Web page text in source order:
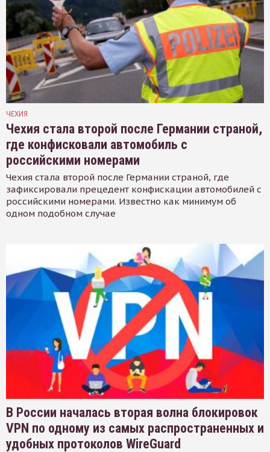
ЧЕХИЯ
Чехия стала второй после Германии страной,
где конфисковали автомобиль с
российскими номерами
Чехия стала второй после Германии страной, где
зафиксировали прецедент конфискации автомобилей с
российскими номерами. Известно как минимум об
одном подобном случае
В России началась вторая волна блокировок
VPN по одному из самых распространенных и
удобных протоколов WireGuard